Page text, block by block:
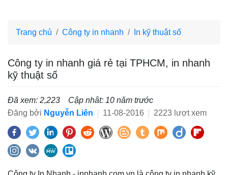
Trang chủ Công ty in nhanh In kỹ thuật số
Công ty in nhanh giá rẻ tại TPHCM, in nhanh
kỹ thuật số
Đã xem: 2,223
Cập nhât: 10 năm trước
Đăng bởi Nguyễn Liên 11-08-2016 2223 lượt xem